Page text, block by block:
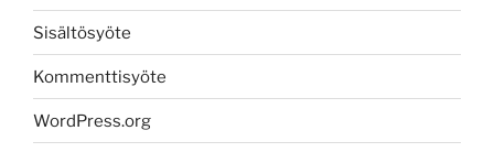
Sisältösyöte
Kommenttisyöte
WordPress.org